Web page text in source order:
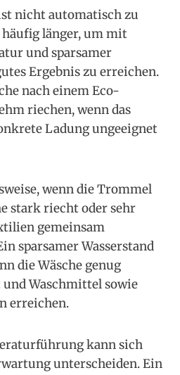
nicht automatisch zu
häufig länger, um mit
und sparsamer
Ergebnis zu erreichen.
nach einem Eco-
riechen, wenn das
Ladung ungeeignet
wenn die Trommel
stark riecht oder sehr
gemeinsam
sparsamer Wasserstand
die Wäsche genug
Waschmittel sowie
erreichen.
kann sich
unterscheiden. Ein